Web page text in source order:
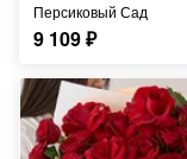
Персиковый Сад
9 109₽